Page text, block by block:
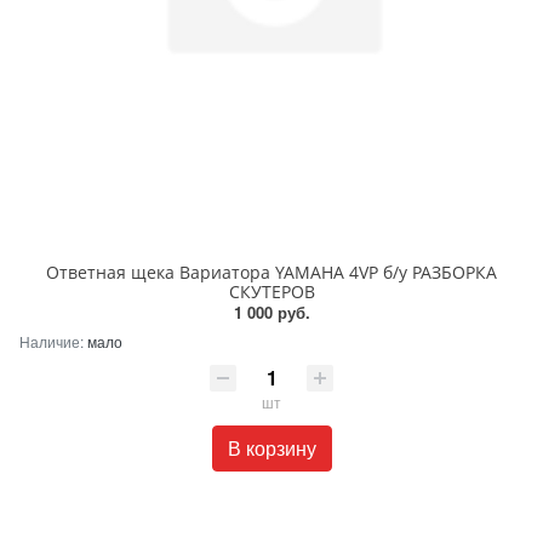
Ответная щека Вариатора YAMAHA 4VP б/у РАЗБОРКА
СКУТЕРОВ
1 000 руб.
Наличие:мало
шт
В корзину